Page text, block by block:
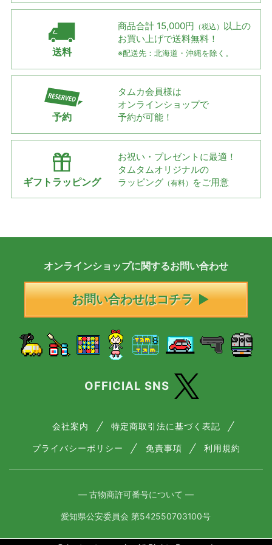
送料
商品合計 15,000円 （税込） 以上の
お買い上げで送料無料！
※配送先：北海道・沖縄を除く。
予約
タムカ会員様は
オンラインショップで
予約が可能！
ギフトラッピング
お祝い・プレゼントに最適！
タムタムオリジナルの
ラッピング （有料） をご用意
オンラインショップに関するお問い合わせ
お問い合わせはコチラ
OFFICIAL SNS
会社案内 特定商取引法に基づく表記
プライバシーポリシー 免責事項 利用規約
― 古物商許可番号について ―
愛知県公安委員会 第542550703100号